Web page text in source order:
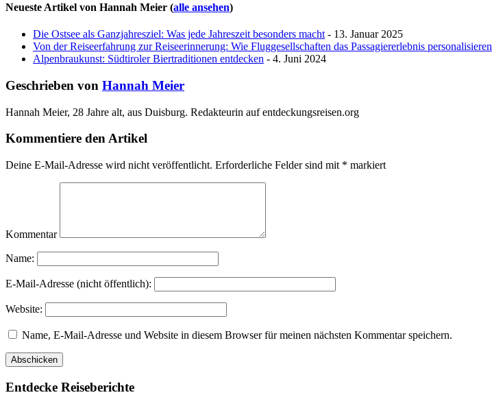
Neueste Artikel von Hannah Meier (alle ansehen)
Die Ostsee als Ganzjahresziel: Was jede Jahreszeit besonders macht - 13. Januar 2025
Von der Reiseerfahrung zur Reiseerinnerung: Wie Fluggesellschaften das Passagiererlebnis personalisieren
Alpenbraukunst: Südtiroler Biertraditionen entdecken - 4. Juni 2024
Geschrieben von Hannah Meier
Hannah Meier, 28 Jahre alt, aus Duisburg. Redakteurin auf entdeckungsreisen.org
Kommentiere den Artikel
Deine E-Mail-Adresse wird nicht veröffentlicht. Erforderliche Felder sind mit * markiert
Kommentar
Name:
E-Mail-Adresse (nicht öffentlich):
Website:
Name, E-Mail-Adresse und Website in diesem Browser für meinen nächsten Kommentar speichern.
Entdecke Reiseberichte